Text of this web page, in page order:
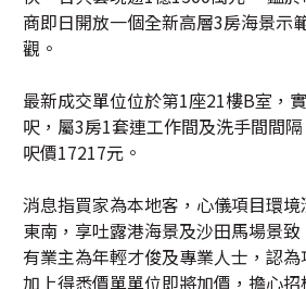
商即日開放一個全新高層3房海景示
觀。
最新成交單位位於第1座21樓B室，
呎，屬3房1套連工作間及洗手間間
呎價17217元。
消息指買家為本地客，心儀項目環
東南，享吐露港海景及沙田馬場景
有業主為年輕才俊及專業人士，認為
加上得悉價單單位即將加價，擔心